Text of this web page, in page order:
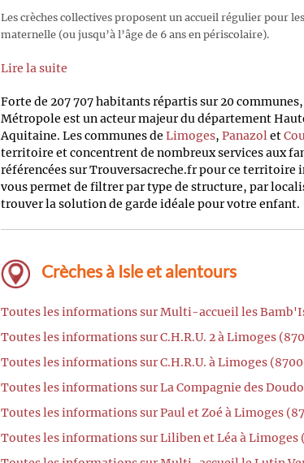
Les crèches collectives proposent un accueil régulier pour
maternelle (ou jusqu’à l’âge de 6 ans en périscolaire).
Lire la suite
Forte de 207 707 habitants répartis sur 20
Métropole est un acteur majeur du département
Aquitaine. Les communes de Limoges, Panazolet
territoire et concentrent de nombreux services aux
référencées sur Trouversacreche.fr pour ce
vous permet de filtrer par type de structure, par
trouver la solution de garde idéale pour votre enfant.
Crèches à Isle et alentours
Toutes les informations sur Multi-accueil les
Toutes les informations sur C.H.R.U. 2 à Limoges
Toutes les informations sur C.H.R.U. à Limoges
Toutes les informations sur La Compagnie des
Toutes les informations sur Paul et Zoé à Limoges
Toutes les informations sur Liliben et Léa à Limoges